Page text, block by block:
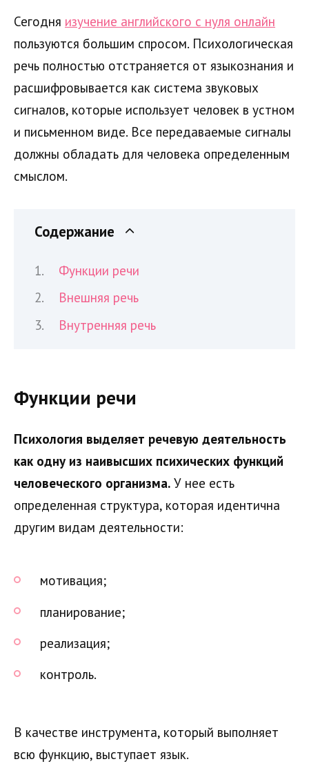
Сегодня изучение английского с нуля онлайн
пользуются большим спросом. Психологическая
речь полностью отстраняется от языкознания и
расшифровывается как система звуковых
сигналов, которые использует человек в устном
и письменном виде. Все передаваемые сигналы
должны обладать для человека определенным
смыслом.
Содержание
Функции речи
Внешняя речь
Внутренняя речь
Функции речи
Психология выделяет речевую деятельность
как одну из наивысших психических функций
человеческого организма. У нее есть
определенная структура, которая идентична
другим видам деятельности:
мотивация;
планирование;
реализация;
контроль.
В качестве инструмента, который выполняет
всю функцию, выступает язык.